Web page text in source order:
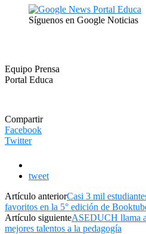
Síguenos en Google Noticias
Equipo Prensa
Portal Educa
Compartir
Facebook
Twitter
tweet
Artículo anteriorCasi 3 mil
favoritos en la 5° edición de
Artículo siguienteASEDUCH llama
mejores talentos a la pedagogía